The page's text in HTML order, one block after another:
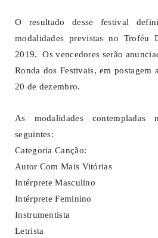
O resultado desse festival
modalidades previstas no Troféu
2019. Os vencedores serão
Ronda dos Festivais, em postagem
20 de dezembro.
As modalidades
seguintes:
Categoria Canção:
Autor Com Mais Vitórias
Intérprete Masculino
Intérprete Feminino
Instrumentista
Letrista